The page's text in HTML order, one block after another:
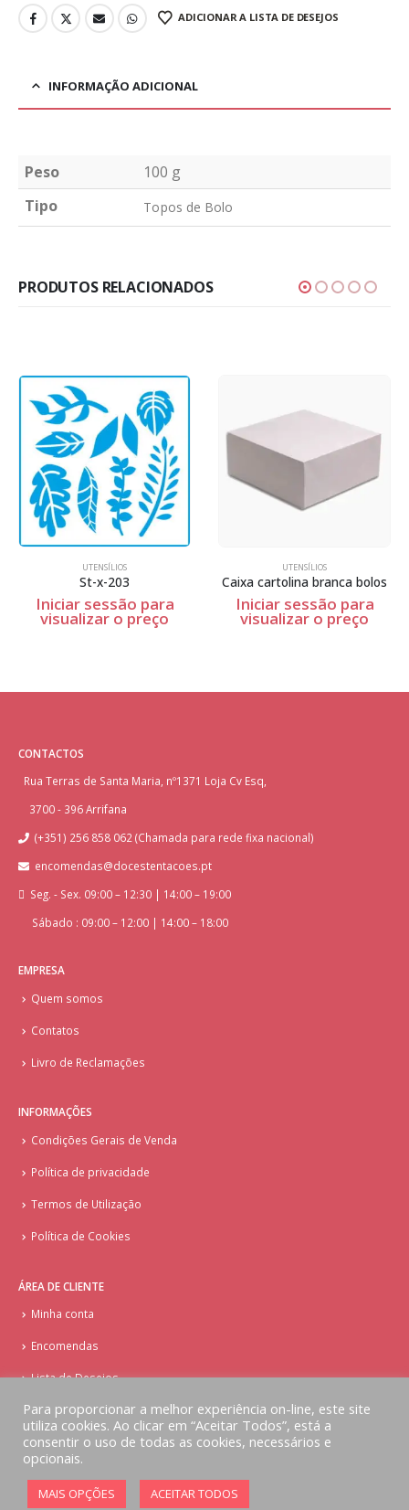
ADICIONAR A LISTA DE DESEJOS
INFORMAÇÃO ADICIONAL
Peso
100 g
Tipo
Topos de Bolo
PRODUTOS RELACIONADOS
UTENSÍLIOS
Caixa cartolina branca bolos
Iniciar sessão para
visualizar o preço
UTENSÍLIOS
Stm-512
Iniciar sessão para
visualizar o preço
CONTACTOS
Rua Terras de Santa Maria, nº1371 Loja Cv Esq,
3700 - 396 Arrifana
(+351) 256 858 062 (Chamada para rede fixa nacional)
encomendas@docestentacoes.pt
Seg. - Sex. 09:00 – 12:30 | 14:00 – 19:00
Sábado : 09:00 – 12:00 | 14:00 – 18:00
EMPRESA
Quem somos
Contatos
Livro de Reclamações
INFORMAÇÕES
Condições Gerais de Venda
Política de privacidade
Termos de Utilização
Política de Cookies
ÁREA DE CLIENTE
Minha conta
Encomendas
Lista de Desejos
© Copyright - Doces Tentações - Cake Design
Implementado por AlbergueDigital.com
Para proporcionar a melhor experiência on-line, este site
utiliza cookies. Ao clicar em “Aceitar Todos”, está a
consentir o uso de todas as cookies, necessários e
opcionais.
MAIS OPÇÕES ACEITAR TODOS